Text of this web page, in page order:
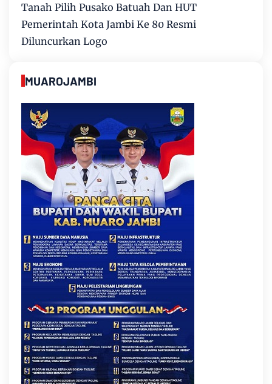
Tanah Pilih Pusako Batuah Dan HUT
Pemerintah Kota Jambi Ke 80 Resmi
Diluncurkan Logo
MUAROJAMBI